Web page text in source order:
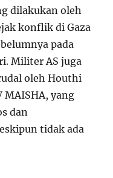
dilakukan oleh
konflik di Gaza
pada
Militer AS juga
oleh Houthi
yang
dan
tidak ada